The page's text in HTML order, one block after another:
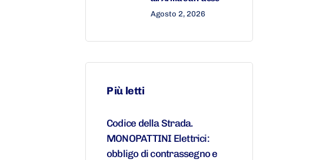
Agosto 2, 2026
Più letti
Codice della Strada.
MONOPATTINI Elettrici:
obbligo di contrassegno e